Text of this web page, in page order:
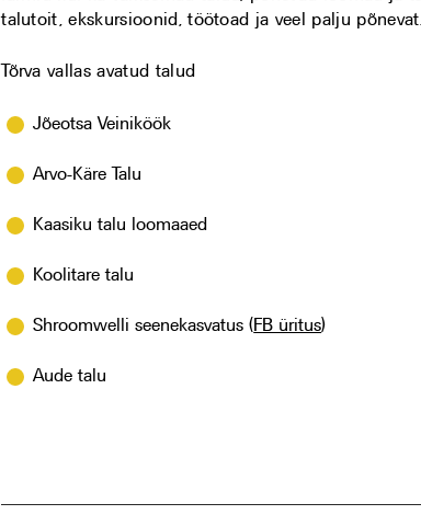
talutoit, ekskursioonid, töötoad ja veel palju põnevat.
Tõrva vallas avatud talud
Jõeotsa Veiniköök
Arvo-Käre Talu
Kaasiku talu loomaaed
Koolitare talu
Shroomwelli seenekasvatus (FB üritus)
Aude talu